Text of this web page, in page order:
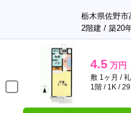
栃木県佐野市
2階建 / 築20
4.5 万円
敷 1ヶ月 / 礼
1階 / 1K /